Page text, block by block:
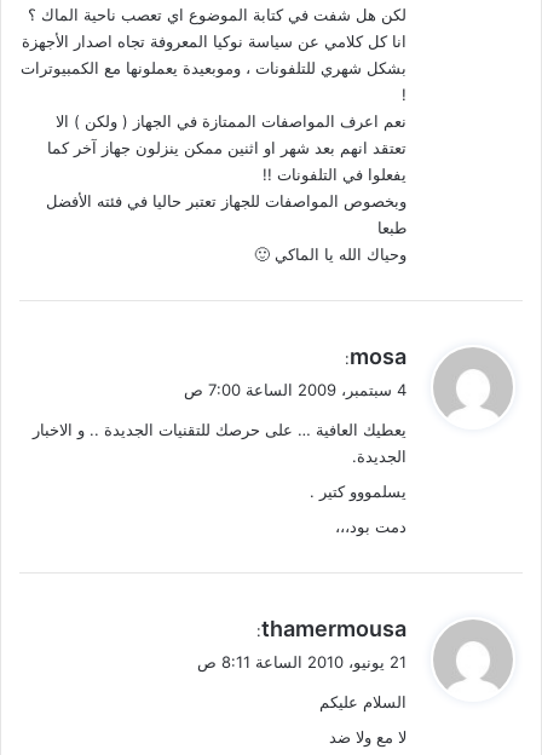
لكن هل شفت في كتابة الموضوع اي تعصب ناحية الماك ؟
انا كل كلامي عن سياسة نوكيا المعروفة تجاه اصدار الأجهزة
بشكل شهري للتلفونات ، وموبعيدة يعملونها مع الكمبيوترات
!
نعم اعرف المواصفات الممتازة في الجهاز ( ولكن ) الا
تعتقد انهم بعد شهر او اثنين ممكن ينزلون جهاز آخر كما
يفعلوا في التلفونات !!
وبخصوص المواصفات للجهاز تعتبر حاليا في فئته الأفضل
طبعا
وحياك الله يا الماكي 🙂
ي
ل
mosa
:
4 سبتمبر، 2009 الساعة 7:00 ص
يعطيك العافية … على حرصك للتقنيات الجديدة .. و الاخبار
الجديدة.
يسلمووو كتير .
دمت بود،،،
ي
ل
thamermousa
:
21 يونيو، 2010 الساعة 8:11 ص
السلام عليكم
لا مع ولا ضد